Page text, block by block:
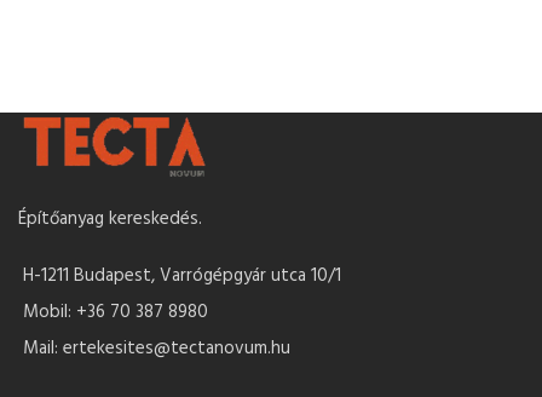
Építőanyag kereskedés.
H-1211 Budapest, Varrógépgyár utca 10/1
Mobil: +36 70 387 8980
Mail: ertekesites@tectanovum.hu